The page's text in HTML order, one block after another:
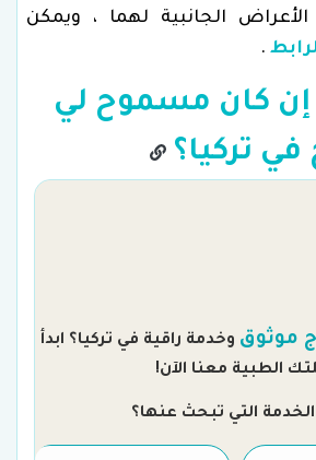
الجانبية لهما ، ويمكن
.
كان مسموح لي
في تركيا؟
موثوق وخدمة راقية في تركيا؟ ابدأ
الطبية معنا الآن!
الخدمة التي تبحث عنها؟